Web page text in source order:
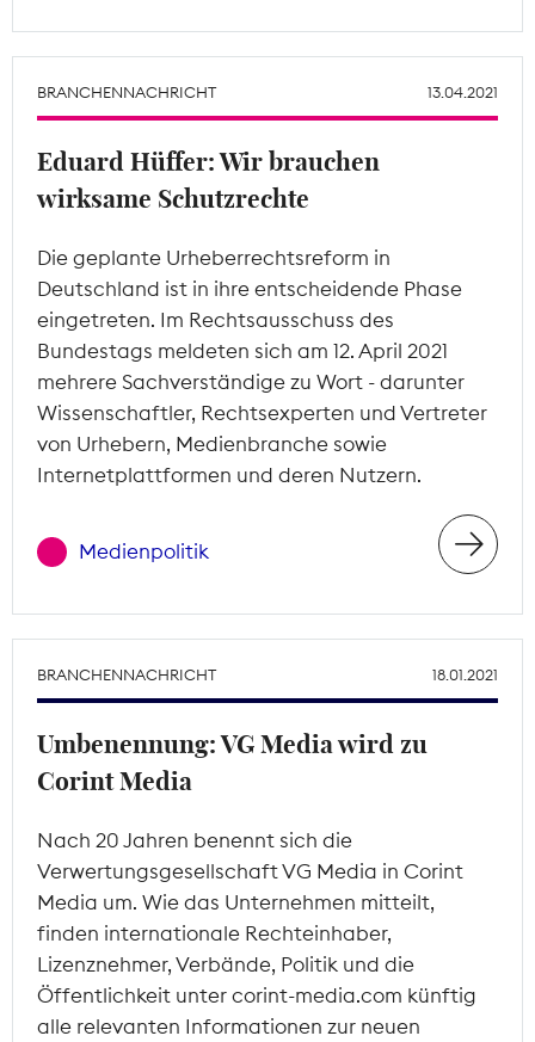
BRANCHENNACHRICHT 13.04.2021
Eduard Hüffer: Wir brauchen
wirksame Schutzrechte
Die geplante Urheberrechtsreform in
Deutschland ist in ihre entscheidende Phase
eingetreten. Im Rechtsausschuss des
Bundestags meldeten sich am 12. April 2021
mehrere Sachverständige zu Wort - darunter
Wissenschaftler, Rechtsexperten und Vertreter
von Urhebern, Medienbranche sowie
Internetplattformen und deren Nutzern.
Medienpolitik
BRANCHENNACHRICHT 18.01.2021
Umbenennung: VG Media wird zu
Corint Media
Nach 20 Jahren benennt sich die
Verwertungsgesellschaft VG Media in Corint
Media um. Wie das Unternehmen mitteilt,
finden internationale Rechteinhaber,
Lizenznehmer, Verbände, Politik und die
Öffentlichkeit unter corint-media.com künftig
alle relevanten Informationen zur neuen